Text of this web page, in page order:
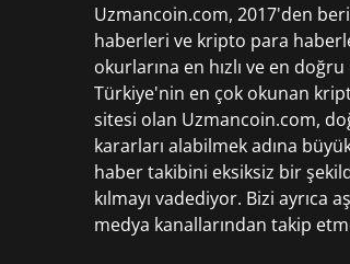
Uzmancoin.com, 2017'den
haberleri ve kripto para
okurlarına en hızlı ve en
Türkiye'nin en çok okunan
sitesi olan Uzmancoin.com,
kararları alabilmek adına
haber takibini eksiksiz bir
kılmayı vadediyor. Bizi ayrıca
medya kanallarından takip